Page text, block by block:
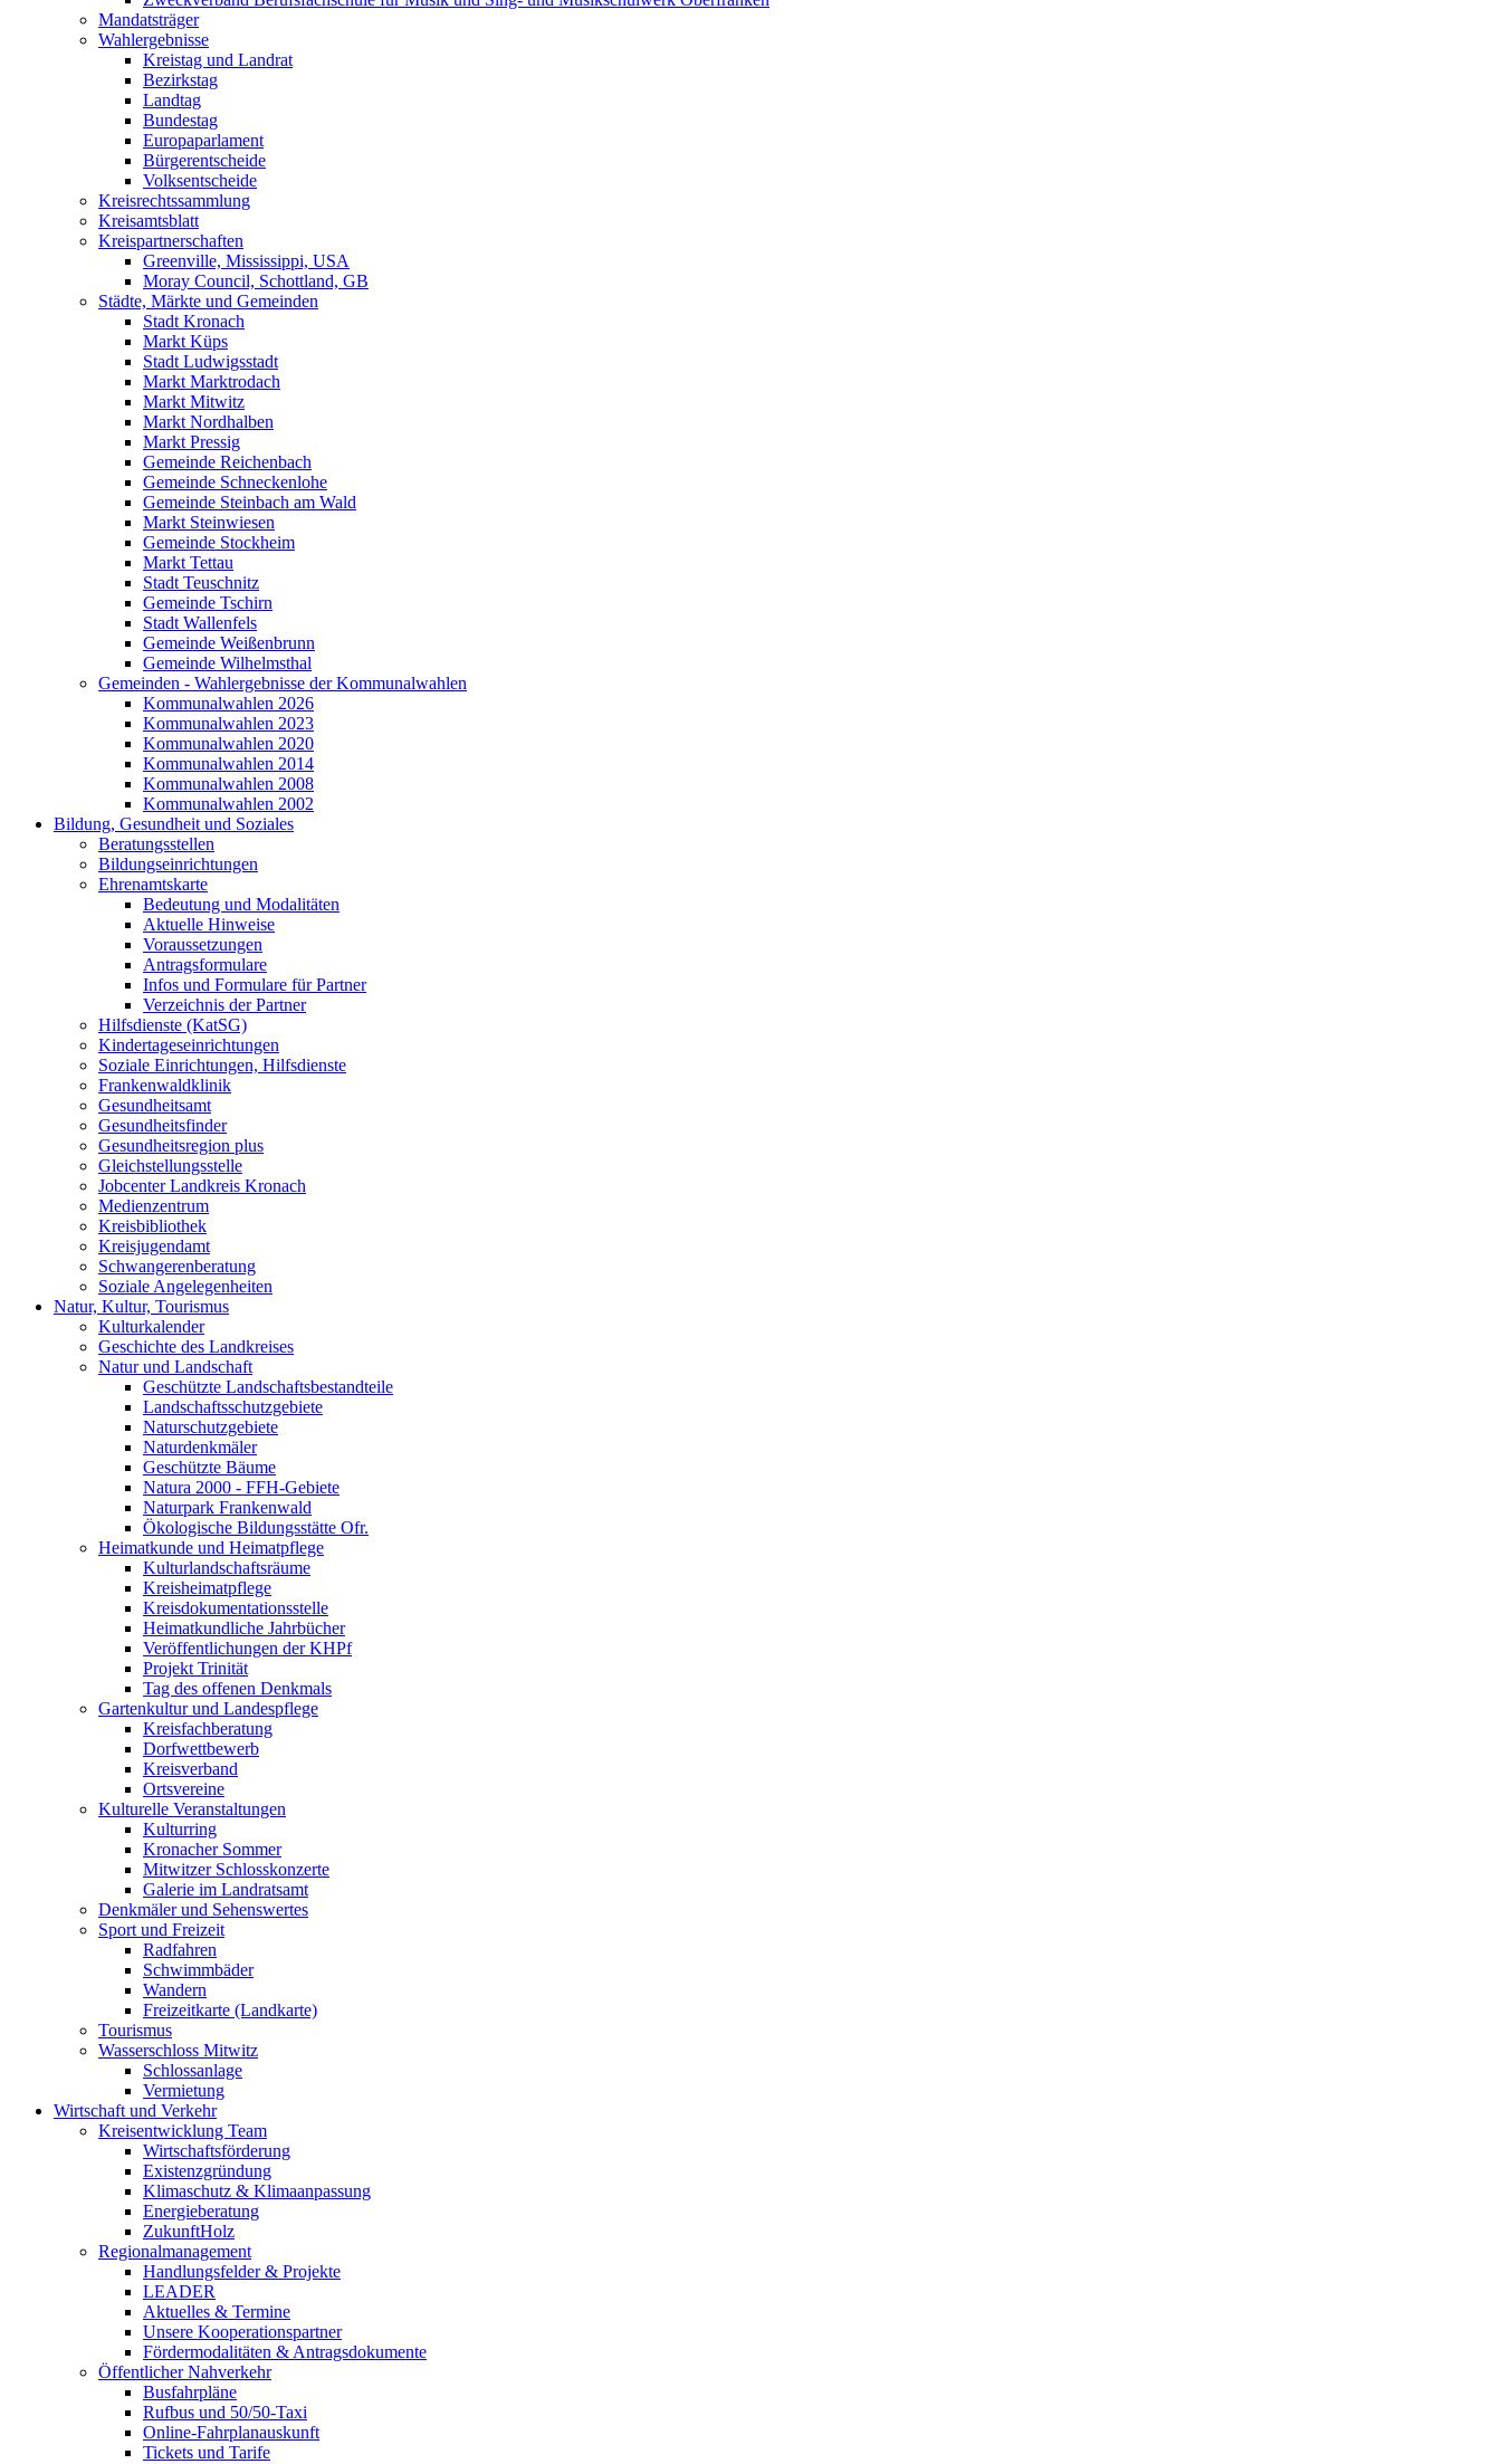
Mandatsträger
Wahlergebnisse
Kreistag und Landrat
Bezirkstag
Landtag
Bundestag
Europaparlament
Bürgerentscheide
Volksentscheide
Kreisrechtssammlung
Kreisamtsblatt
Kreispartnerschaften
Greenville, Mississippi, USA
Moray Council, Schottland, GB
Städte, Märkte und Gemeinden
Stadt Kronach
Markt Küps
Stadt Ludwigsstadt
Markt Marktrodach
Markt Mitwitz
Markt Nordhalben
Markt Pressig
Gemeinde Reichenbach
Gemeinde Schneckenlohe
Gemeinde Steinbach am Wald
Markt Steinwiesen
Gemeinde Stockheim
Markt Tettau
Stadt Teuschnitz
Gemeinde Tschirn
Stadt Wallenfels
Gemeinde Weißenbrunn
Gemeinde Wilhelmsthal
Gemeinden - Wahlergebnisse der Kommunalwahlen
Kommunalwahlen 2026
Kommunalwahlen 2023
Kommunalwahlen 2020
Kommunalwahlen 2014
Kommunalwahlen 2008
Kommunalwahlen 2002
Bildung, Gesundheit und Soziales
Beratungsstellen
Bildungseinrichtungen
Ehrenamtskarte
Bedeutung und Modalitäten
Aktuelle Hinweise
Voraussetzungen
Antragsformulare
Infos und Formulare für Partner
Verzeichnis der Partner
Hilfsdienste (KatSG)
Kindertageseinrichtungen
Soziale Einrichtungen, Hilfsdienste
Frankenwaldklinik
Gesundheitsamt
Gesundheitsfinder
Gesundheitsregion plus
Gleichstellungsstelle
Jobcenter Landkreis Kronach
Medienzentrum
Kreisbibliothek
Kreisjugendamt
Schwangerenberatung
Soziale Angelegenheiten
Natur, Kultur, Tourismus
Kulturkalender
Geschichte des Landkreises
Natur und Landschaft
Geschützte Landschaftsbestandteile
Landschaftsschutzgebiete
Naturschutzgebiete
Naturdenkmäler
Geschützte Bäume
Natura 2000 - FFH-Gebiete
Naturpark Frankenwald
Ökologische Bildungsstätte Ofr.
Heimatkunde und Heimatpflege
Kulturlandschaftsräume
Kreisheimatpflege
Kreisdokumentationsstelle
Heimatkundliche Jahrbücher
Veröffentlichungen der KHPf
Projekt Trinität
Tag des offenen Denkmals
Gartenkultur und Landespflege
Kreisfachberatung
Dorfwettbewerb
Kreisverband
Ortsvereine
Kulturelle Veranstaltungen
Kulturring
Kronacher Sommer
Mitwitzer Schlosskonzerte
Galerie im Landratsamt
Denkmäler und Sehenswertes
Sport und Freizeit
Radfahren
Schwimmbäder
Wandern
Freizeitkarte (Landkarte)
Tourismus
Wasserschloss Mitwitz
Schlossanlage
Vermietung
Wirtschaft und Verkehr
Kreisentwicklung Team
Wirtschaftsförderung
Existenzgründung
Klimaschutz & Klimaanpassung
Energieberatung
ZukunftHolz
Regionalmanagement
Handlungsfelder & Projekte
LEADER
Aktuelles & Termine
Unsere Kooperationspartner
Fördermodalitäten & Antragsdokumente
Öffentlicher Nahverkehr
Busfahrpläne
Rufbus und 50/50-Taxi
Online-Fahrplanauskunft
Tickets und Tarife